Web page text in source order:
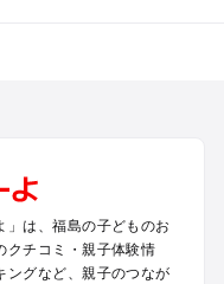
」は、福島の子どものお
クチコミ・親子体験情
ングなど、親子のつなが